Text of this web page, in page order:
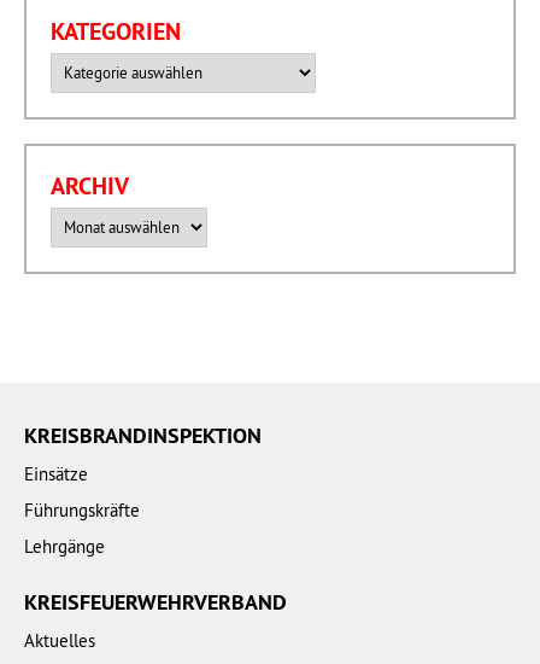
KATEGORIEN
ARCHIV
KREISBRANDINSPEKTION
Einsätze
Führungskräfte
Lehrgänge
KREISFEUERWEHRVERBAND
Aktuelles